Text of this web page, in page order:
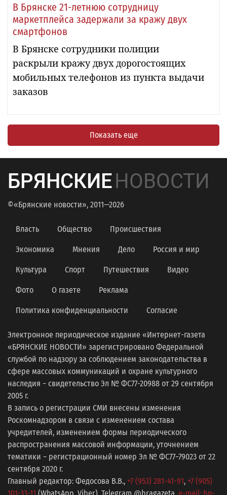
В Брянске 21-летнюю сотрудницу
маркетплейса задержали за кражу двух
смартфонов
В Брянске сотрудники полиции
раскрыли кражу двух дорогостоящих
мобильных телефонов из пункта выдачи
заказов
Показать еще
БРЯНСКИЕНОВОСТИ
©«Брянские новости», 2011—2026
Власть Общество Происшествия
Экономика Мнения Дело Россия и мир
Культура Спорт Путешествия Видео
Фото О газете Реклама
Политика конфиденциальности Согласие
Электронное периодическое издание «Интернет-газета
«БРЯНСКИЕ НОВОСТИ» зарегистрировано Федеральной
службой по надзору за соблюдением законодательства в
сфере массовых коммуникаций и охране культурного
наследия − свидетельство Эл № ФС77-20988 от 29 сентября
2005 г.
В запись о регистрации СМИ внесены изменения
Роскомнадзором в связи с изменением состава
учредителей, изменением формы периодического
распространения массовой информации, уточнением
тематики − регистрационный номер Эл № ФС77−79023 от 22
сентября 2020 г.
Главный редактор: Федосова В.В., +7 (953) 281-41-91, +7 (905)